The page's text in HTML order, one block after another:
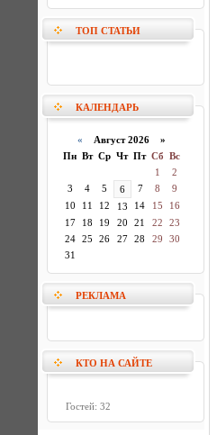
ТОП СТАТЬИ
КАЛЕНДАРЬ
« Август 2026 »
Пн Вт Ср Чт Пт Сб Вс
1
2
3
4 5 6 7 8
9
10
11 12 13 14 15
16
17
18 19 20 21 22
23
24
25 26 27 28 29
30
31
РЕКЛАМА
КТО НА САЙТЕ
Гостей: 32